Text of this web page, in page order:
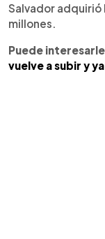
Salvador
millones.
Puede
vuelve a subir y